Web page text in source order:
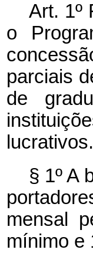
Art. 1º
o
parciais
de
§ 1º A
mensal
mínimo e